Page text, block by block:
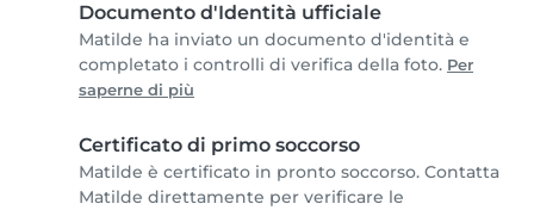
Documento d'Identità ufficiale
Matilde ha inviato un documento d'identità e
completato i controlli di verifica della foto. Per
saperne di più
Certificato di primo soccorso
Matilde è certificato in pronto soccorso. Contatta
Matilde direttamente per verificare le